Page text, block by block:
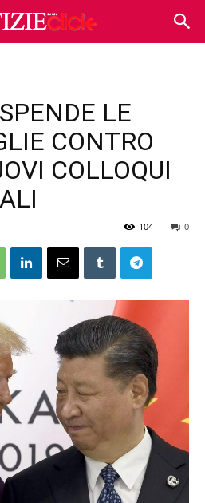
LE
CONTRO
COLLOQUI
0
104